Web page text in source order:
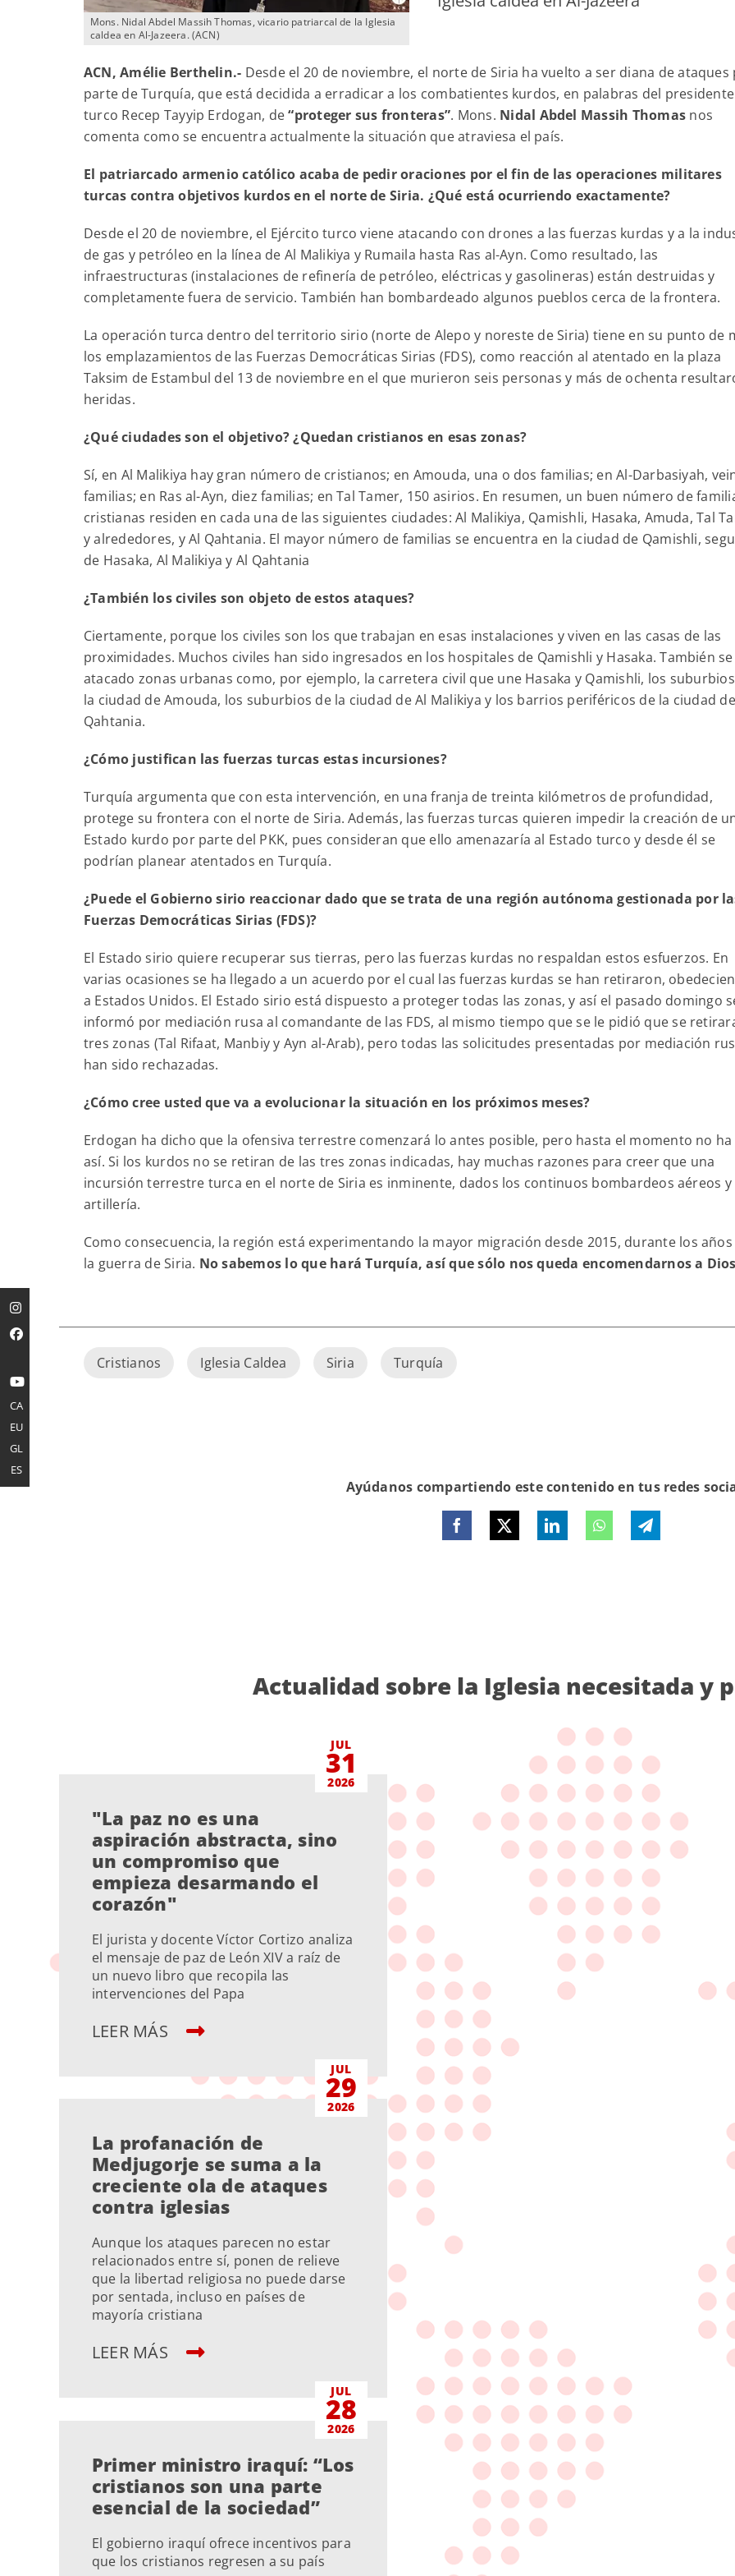
Mons. Nidal Abdel Massih Thomas, vicario patriarcal de la Iglesia
caldea en Al-Jazeera. (ACN)
ACN, Amélie Berthelin.- Desde el 20 de noviembre, el norte de Siria ha vuelto a ser diana de ataques
parte de Turquía, que está decidida a erradicar a los combatientes kurdos, en palabras del presidente
turco Recep Tayyip Erdogan, de“proteger sus fronteras”. Mons. Nidal Abdel Massih Thomas nos
comenta como se encuentra actualmente la situación que atraviesa el país.
El patriarcado armenio católico acaba de pedir oraciones por el fin de las operaciones militares
turcas contra objetivos kurdos en el norte de Siria. ¿Qué está ocurriendo exactamente?
Desde el 20 de noviembre, el Ejército turco viene atacando con drones a las fuerzas kurdas y a la
de gas y petróleo en la línea de Al Malikiya y Rumaila hasta Ras al-Ayn. Como resultado, las
infraestructuras (instalaciones de refinería de petróleo, eléctricas y gasolineras) están destruidas y
completamente fuera de servicio. También han bombardeado algunos pueblos cerca de la frontera.
La operación turca dentro del territorio sirio (norte de Alepo y noreste de Siria) tiene en su punto de
los emplazamientos de las Fuerzas Democráticas Sirias (FDS), como reacción al atentado en la plaza
Taksim de Estambul del 13 de noviembre en el que murieron seis personas y más de ochenta
heridas.
¿Qué ciudades son el objetivo? ¿Quedan cristianos en esas zonas?
Sí, en Al Malikiya hay gran número de cristianos; en Amouda, una o dos familias; en Al-Darbasiyah,
familias; en Ras al-Ayn, diez familias; en Tal Tamer, 150 asirios. En resumen, un buen número de
cristianas residen en cada una de las siguientes ciudades: Al Malikiya, Qamishli, Hasaka, Amuda, Tal
y alrededores, y Al Qahtania. El mayor número de familias se encuentra en la ciudad de Qamishli,
de Hasaka, Al Malikiya y Al Qahtania
¿También los civiles son objeto de estos ataques?
Ciertamente, porque los civiles son los que trabajan en esas instalaciones y viven en las casas de las
proximidades. Muchos civiles han sido ingresados en los hospitales de Qamishli y Hasaka. También
atacado zonas urbanas como, por ejemplo, la carretera civil que une Hasaka y Qamishli, los
la ciudad de Amouda, los suburbios de la ciudad de Al Malikiya y los barrios periféricos de la ciudad
Qahtania.
¿Cómo justifican las fuerzas turcas estas incursiones?
Turquía argumenta que con esta intervención, en una franja de treinta kilómetros de profundidad,
protege su frontera con el norte de Siria. Además, las fuerzas turcas quieren impedir la creación de
Estado kurdo por parte del PKK, pues consideran que ello amenazaría al Estado turco y desde él se
podrían planear atentados en Turquía.
¿Puede el Gobierno sirio reaccionar dado que se trata de una región autónoma gestionada por
Fuerzas Democráticas Sirias (FDS)?
El Estado sirio quiere recuperar sus tierras, pero las fuerzas kurdas no respaldan estos esfuerzos. En
varias ocasiones se ha llegado a un acuerdo por el cual las fuerzas kurdas se han retiraron,
a Estados Unidos. El Estado sirio está dispuesto a proteger todas las zonas, y así el pasado domingo
informó por mediación rusa al comandante de las FDS, al mismo tiempo que se le pidió que se
tres zonas (Tal Rifaat, Manbiy y Ayn al-Arab), pero todas las solicitudes presentadas por mediación
han sido rechazadas.
¿Cómo cree usted que va a evolucionar la situación en los próximos meses?
Erdogan ha dicho que la ofensiva terrestre comenzará lo antes posible, pero hasta el momento no ha
así. Si los kurdos no se retiran de las tres zonas indicadas, hay muchas razones para creer que una
incursión terrestre turca en el norte de Siria es inminente, dados los continuos bombardeos aéreos y
artillería.
Como consecuencia, la región está experimentando la mayor migración desde 2015, durante los años
la guerra de Siria. No sabemos lo que hará Turquía, así que sólo nos queda encomendarnos a
Cristianos Iglesia Caldea Siria Turquía
Ayúdanos compartiendo este contenido en tus redes
Actualidad sobre la Iglesia necesitada y
JUL
31
2026
"La paz no es una
aspiración abstracta, sino
un compromiso que
empieza desarmando el
corazón"
El jurista y docente Víctor Cortizo analiza
el mensaje de paz de León XIV a raíz de
un nuevo libro que recopila las
intervenciones del Papa
LEER MÁS
JUL
29
2026
La profanación de
Medjugorje se suma a la
creciente ola de ataques
contra iglesias
Aunque los ataques parecen no estar
relacionados entre sí, ponen de relieve
que la libertad religiosa no puede darse
por sentada, incluso en países de
mayoría cristiana
LEER MÁS
JUL
28
2026
Primer ministro iraquí: “Los
cristianos son una parte
esencial de la sociedad”
El gobierno iraquí ofrece incentivos para
que los cristianos regresen a su país
CA
EU
GL
ES